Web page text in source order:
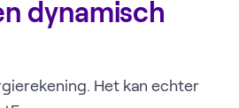
dynamisch
Het kan echter